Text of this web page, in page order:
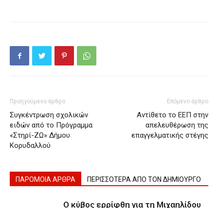
Προηγούμενο άρθρο
Συγκέντρωση σχολικών
ειδών από το Πρόγραμμα
«Στηρί-ΖΩ» Δήμου
Κορυδαλλού
Επόμενο άρθρο
Αντίθετο το ΕΕΠ στην
απελευθέρωση της
επαγγελματικής στέγης
ΠΑΡΟΜΟΙΑ ΑΡΘΡΑ ΠΕΡΙΣΣΟΤΕΡΑ ΑΠΟ ΤΟΝ ΔΗΜΙΟΥΡΓΟ
Ο κύβος ερρίφθη για τη Μιχαηλίδου